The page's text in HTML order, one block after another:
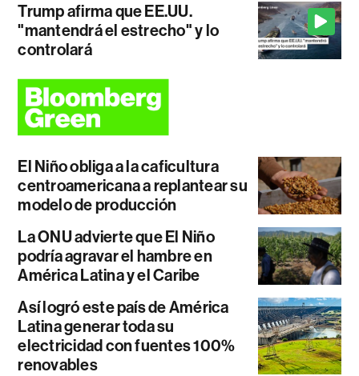
Trump afirma que EE.UU.
"mantendrá el estrecho" y lo
controlará
El Niño obliga a la caficultura
centroamericana a replantear su
modelo de producción
La ONU advierte que El Niño
podría agravar el hambre en
América Latina y el Caribe
Así logró este país de América
Latina generar toda su
electricidad con fuentes 100%
renovables